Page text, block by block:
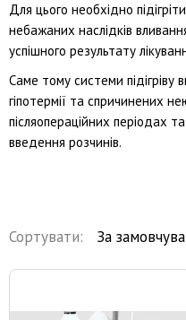
Для цього необхідно
небажаних наслідків
успішного результату
Саме тому системи підігріву
гіпотермії та спричинених
післяопераційних періодах
введення розчинів.
Сортувати: